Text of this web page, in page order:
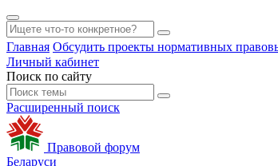
Главная Обсудить проекты нормативных
Личный кабинет
Поиск по сайту
Расширенный поиск
Правовой форум
Беларуси